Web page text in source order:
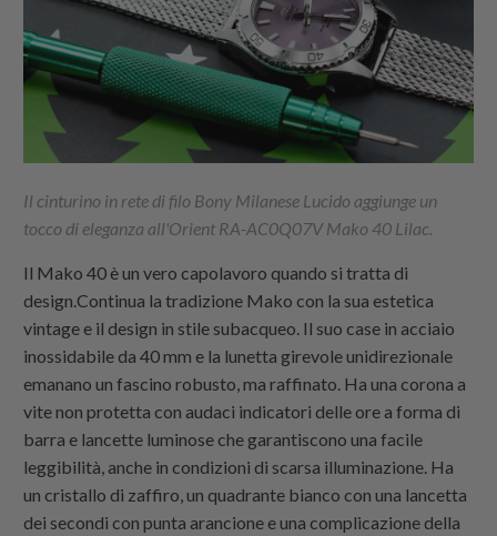
Il cinturino in rete di filo Bony Milanese Lucido aggiunge un
tocco di eleganza all'Orient RA-AC0Q07V Mako 40 Lilac.
Il Mako 40 è un vero capolavoro quando si tratta di
design.Continua la tradizione Mako con la sua estetica
vintage e il design in stile subacqueo. Il suo case in acciaio
inossidabile da 40 mm e la lunetta girevole unidirezionale
emanano un fascino robusto, ma raffinato. Ha una corona a
vite non protetta con audaci indicatori delle ore a forma di
barra e lancette luminose che garantiscono una facile
leggibilità, anche in condizioni di scarsa illuminazione. Ha
un cristallo di zaffiro, un quadrante bianco con una lancetta
dei secondi con punta arancione e una complicazione della